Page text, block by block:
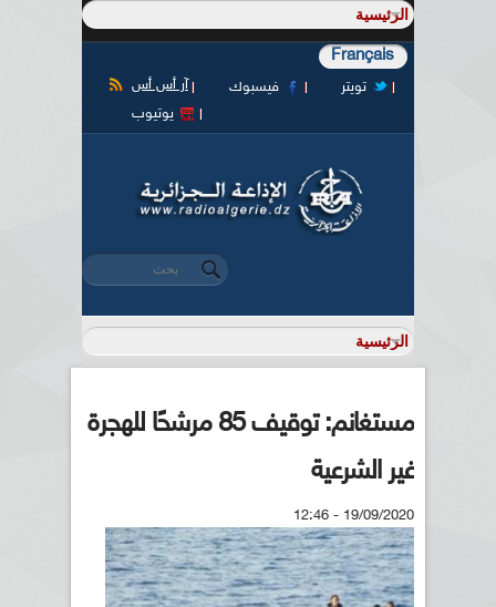
Français
آر أس أس فيسبوك
تويتر
يوتيوب
استمارة البحث
‏بحث ‏
مستغانم: توقيف 85 مرشحًا للهجرة
غير الشرعية
19/09/2020 - 12:46